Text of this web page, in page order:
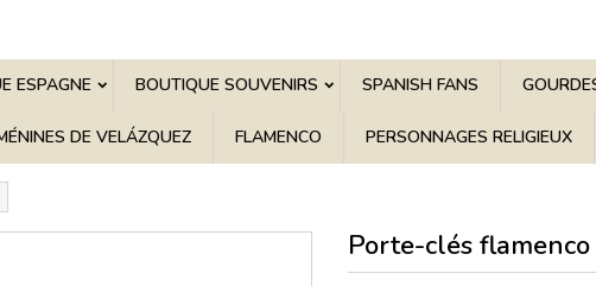
ESPAGNE BOUTIQUE SOUVENIRS SPANISH FANS
DE VELÁZQUEZ FLAMENCO PERSONNAGES RELIGIEUX
Porte-clés flamenco